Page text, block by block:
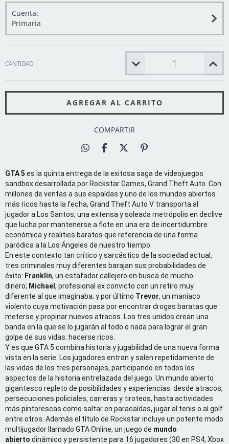
Cuenta:
Primaria
CANTIDAD
COMPARTIR
GTA 5 es la quinta entrega de la exitosa saga de videojuegos
sandbox desarrollada por Rockstar Games, Grand Theft Auto. Con
millones de ventas a sus espaldas y uno de los mundos abiertos
más ricos hasta la fecha, Grand Theft Auto V transporta al
jugador a Los Santos, una extensa y soleada metrópolis en declive
que lucha por mantenerse a flote en una era de incertidumbre
económica y realities baratos que referencia de una forma
paródica a la Los Ángeles de nuestro tiempo.
En este contexto tan crítico y sarcástico de la sociedad actual,
tres criminales muy diferentes barajan sus probabilidades de
éxito: Franklin, un estafador callejero en busca de mucho
dinero; Michael , profesional ex convicto con un retiro muy
diferente al que imaginaba; y por último Trevor, un maníaco
violento cuya motivación pasa por encontrar drogas baratas que
meterse y propinar nuevos atracos. Los tres unidos crean una
banda en la que se lo jugarán al todo o nada para lograr el gran
golpe de sus vidas: hacerse ricos.
Y es que GTA 5 combina historia y jugabilidad de una nueva forma
vista en la serie. Los jugadores entran y salen repetidamente de
las vidas de los tres personajes, participando en todos los
aspectos de la historia entrelazada del juego. Un mundo abierto
gigantesco repleto de posibilidades y experiencias: desde atracos,
persecuciones policiales, carreras y tiroteos, hasta actividades
más pintorescas como saltar en paracaídas, jugar al tenis o al golf
entre otros. Además el título de Rockstar incluye un potente modo
multijugador llamado GTA Online, un juego de mundo
abierto dinámico y persistente para 16 jugadores (30 en PS4, Xbox